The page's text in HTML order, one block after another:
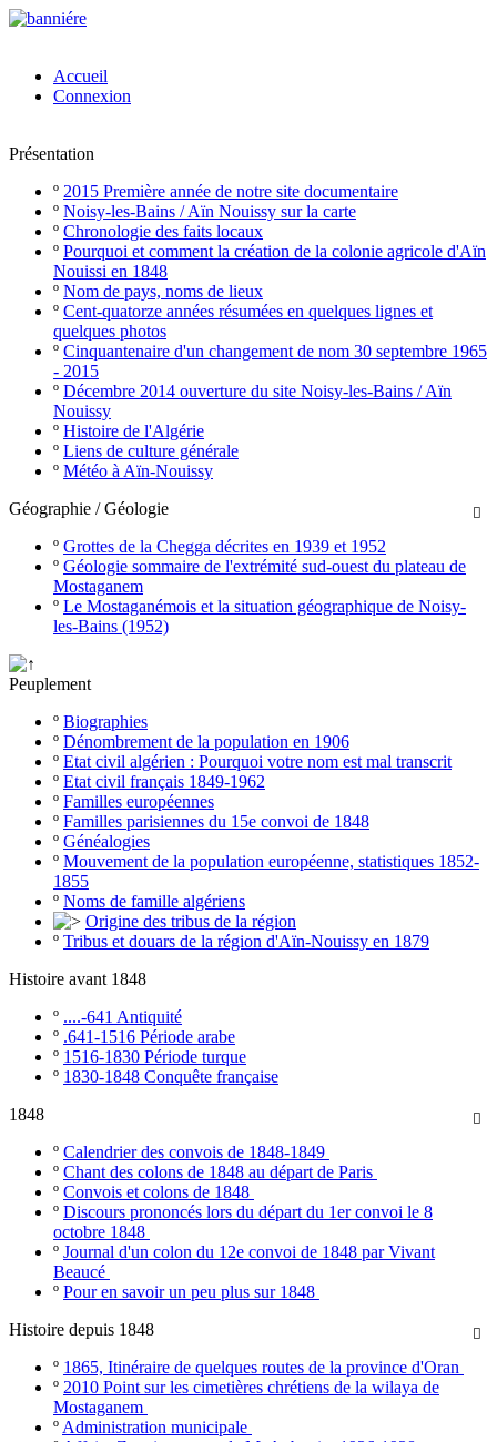
Accueil
Connexion
Présentation
º 2015 Première année de notre site documentaire
º Noisy-les-Bains / Aïn Nouissy sur la carte
º Chronologie des faits locaux
º Pourquoi et comment la création de la colonie agricole d'Aïn
Nouissi en 1848
º Nom de pays, noms de lieux
º Cent-quatorze années résumées en quelques lignes et
quelques photos
º Cinquantenaire d'un changement de nom 30 septembre 1965
- 2015
º Décembre 2014 ouverture du site Noisy-les-Bains / Aïn
Nouissy
º Histoire de l'Algérie
º Liens de culture générale
º Météo à Aïn-Nouissy

Géographie / Géologie
º Grottes de la Chegga décrites en 1939 et 1952
º Géologie sommaire de l'extrémité sud-ouest du plateau de
Mostaganem
º Le Mostaganémois et la situation géographique de Noisy-
les-Bains (1952)
Peuplement
º Biographies
º Dénombrement de la population en 1906
º Etat civil algérien : Pourquoi votre nom est mal transcrit
º Etat civil français 1849-1962
º Familles européennes
º Familles parisiennes du 15e convoi de 1848
º Généalogies
º Mouvement de la population européenne, statistiques 1852-
1855
º Noms de famille algériens
Origine des tribus de la région
º Tribus et douars de la région d'Aïn-Nouissy en 1879
Histoire avant 1848
º ....-641 Antiquité
º .641-1516 Période arabe
º 1516-1830 Période turque
º 1830-1848 Conquête française

1848
º Calendrier des convois de 1848-1849
º Chant des colons de 1848 au départ de Paris
º Convois et colons de 1848
º Discours prononcés lors du départ du 1er convoi le 8
octobre 1848
º Journal d'un colon du 12e convoi de 1848 par Vivant
Beaucé
º Pour en savoir un peu plus sur 1848

Histoire depuis 1848
º 1865, Itinéraire de quelques routes de la province d'Oran
º 2010 Point sur les cimetières chrétiens de la wilaya de
Mostaganem
º Administration municipale